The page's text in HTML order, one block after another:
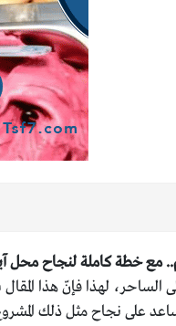
مع خطة كاملة لنجاح محل
الساحر، لهذا فإنّ هذا
على نجاح مثل ذلك